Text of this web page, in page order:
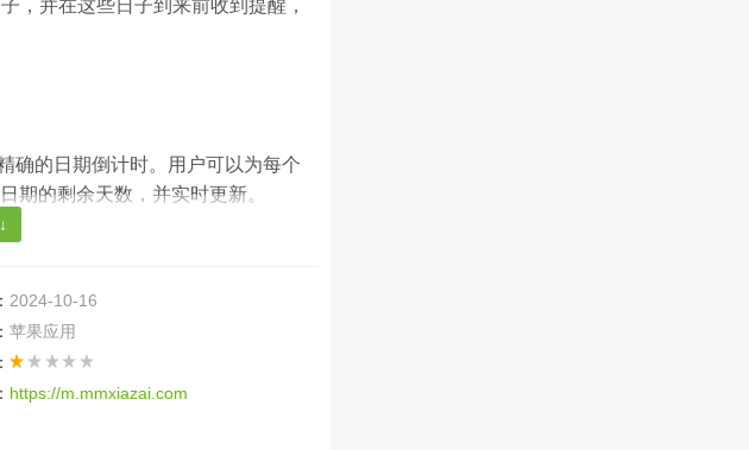
，并在这些日子到来前收到提醒，
确的日期倒计时。用户可以为每个
期的剩余天数，并实时更新。
拾光还允许用户自定义提醒方式。
份功能。这意味着用户可以在不同
。同时，应用还提供了数据备份功
。
2024-10-16
苹果应用
https://m.mmxiazai.com